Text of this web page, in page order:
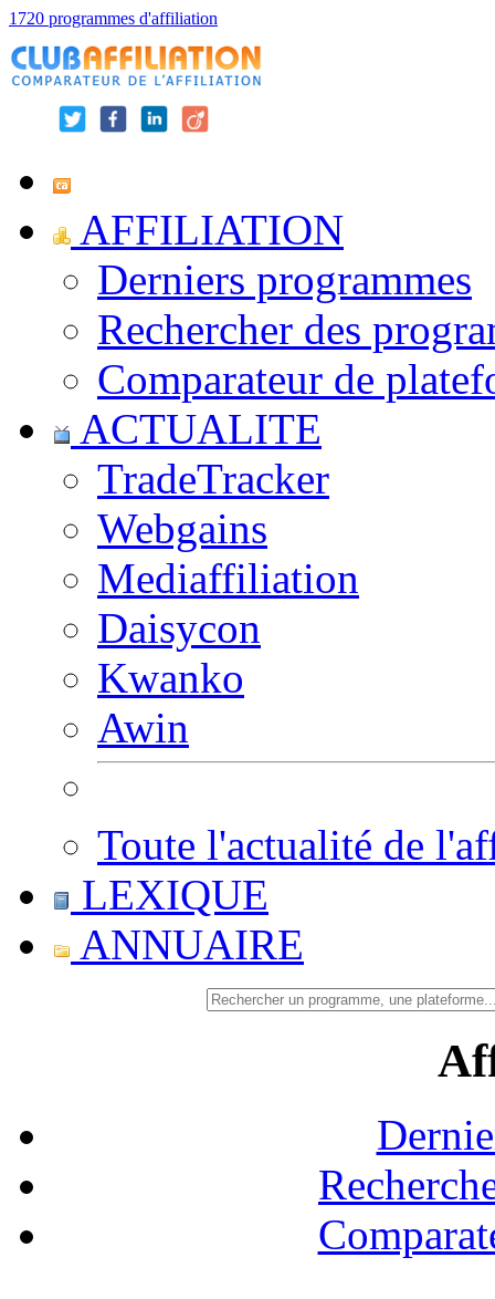
1720 programmes d'affiliation
AFFILIATION
Derniers programmes
Rechercher des
Comparateur de
ACTUALITE
TradeTracker
Webgains
Mediaffiliation
Daisycon
Kwanko
Awin
Toute l'actualité de
LEXIQUE
ANNUAIRE